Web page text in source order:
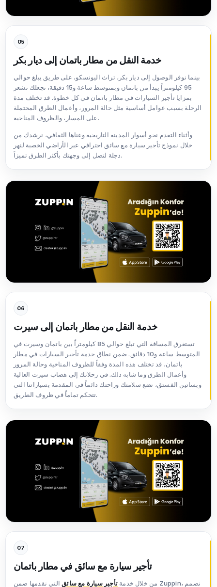
05
خدمة النقل من مطار باتمان إلى ديار بكر
بينما نوفر الوصول إلى ديار بكر، تراث اليونسكو، على طريق يبلغ حوالي
95 كيلومتراً يبدأ من باتمان وبمتوسط ساعة و15 دقيقة، نجعلك تشعر
بمزايا تأجير السيارات في مطار باتمان في كل خطوة. قد تختلف مدة
الرحلة بسبب عوامل أساسية مثل حالة المرور، وأعمال الطرق المحتملة
على المسار، والظروف المناخية.
وأثناء التقدم نحو أسوار المدينة التاريخية وغناها الثقافي، نرشدك من
خلال نموذج تأجير سيارة مع سائق احترافي عبر الأراضي الخصبة لنهر
دجلة لتصل إلى وجهتك بأكثر الطرق تميزاً.
06
خدمة النقل من مطار باتمان إلى سيرت
تستغرق المسافة التي تبلغ حوالي 85 كيلومتراً بين باتمان وسيرت في
المتوسط ساعة و10 دقائق. ضمن نطاق خدمة تأجير السيارات في مطار
باتمان، قد تختلف هذه المدة وفقاً للظروف المناخية وحالة المرور
وأعمال الطرق وما شابه ذلك. في رحلاتك إلى هضاب سيرت العالية
وبساتين الفستق، نضع سلامتك وراحتك دائماً في المقدمة بسياراتنا التي
تتحكم تماماً في ظروف الطريق.
07
تأجير سيارة مع سائق في مطار باتمان
من خلال خدمة تأجير سيارة مع سائق التي نقدمها ضمن Zuppin، نصمم